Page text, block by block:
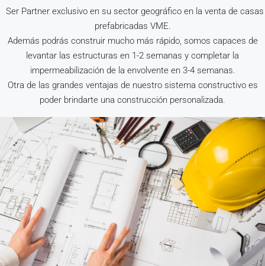
Ser Partner exclusivo en su sector geográfico en la venta de casas
prefabricadas VME.
Además podrás construir mucho más rápido, somos capaces de
levantar las estructuras en 1-2 semanas y completar la
impermeabilización de la envolvente en 3-4 semanas.
Otra de las grandes ventajas de nuestro sistema constructivo es
poder brindarte una construcción personalizada.